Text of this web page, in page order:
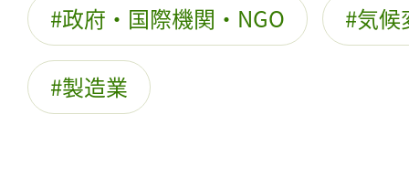
政府・国際機関・NGO 気候
製造業
記事をお気に入りに